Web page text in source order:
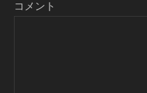
コメント